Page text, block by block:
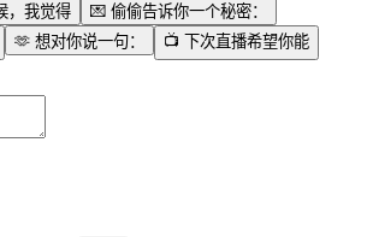
，我觉得 💌 偷偷告诉你一个秘密：
🫶 想对你说一句： 📺 下次直播希望你能